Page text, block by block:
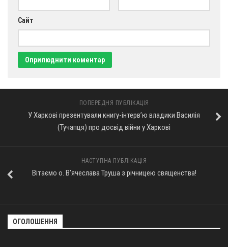
Сайт
ПОПЕРЕДНЯ ПУБЛІКАЦІЯ
У Харкові презентували книгу-інтерв’ю владики Василія
(Тучапця) про досвід війни у Харкові
НАСТУПНА ПУБЛІКАЦІЯ
Вітаємо о. Вʼячеслава Труша з річницею священства!
ОГОЛОШЕННЯ